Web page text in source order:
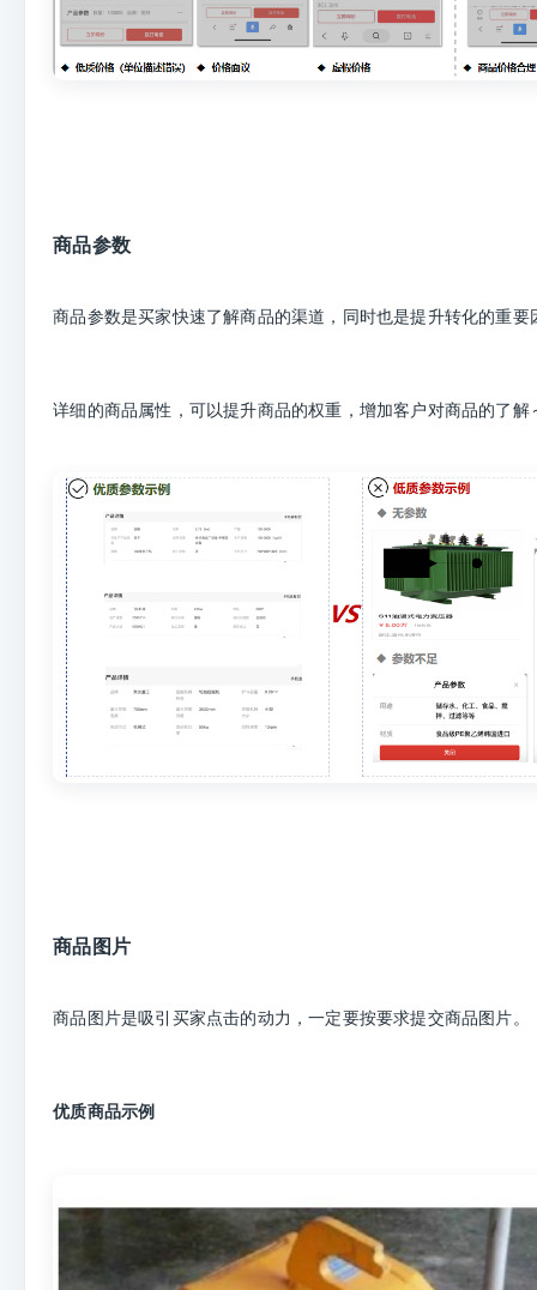
商品参数
商品参数是买家快速了解商品的渠道，同时也是提升转化的重要
详细的商品属性，可以提升商品的权重，增加客户对商品的了解
商品图片
商品图片是吸引买家点击的动力，一定要按要求提交商品图片。
优质商品示例